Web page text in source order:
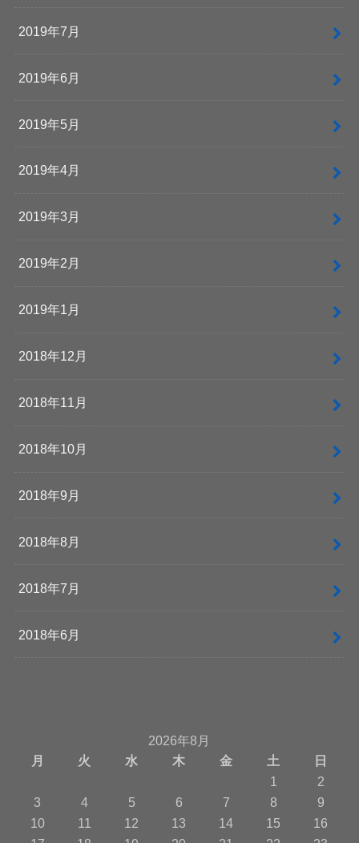
2019年7月
2019年6月
2019年5月
2019年4月
2019年3月
2019年2月
2019年1月
2018年12月
2018年11月
2018年10月
2018年9月
2018年8月
2018年7月
2018年6月
2026年8月
月
火 水 木 金 土
日
1
2
3
4 5 6 7 8
9
10
11 12 13 14 15
16